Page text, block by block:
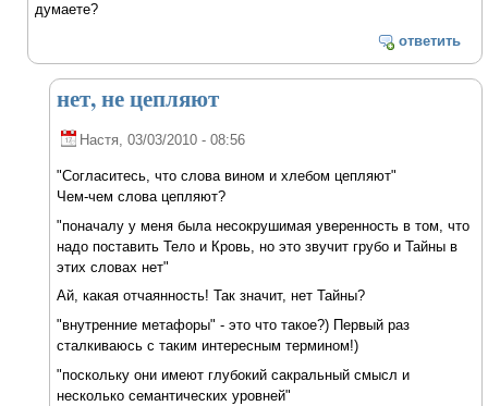
думаете?
ответить
нет, не цепляют
Настя, 03/03/2010 - 08:56
"Согласитесь, что слова вином и хлебом цепляют"
Чем-чем слова цепляют?
"поначалу у меня была несокрушимая уверенность в том, что
надо поставить Тело и Кровь, но это звучит грубо и Тайны в
этих словах нет"
Ай, какая отчаянность! Так значит, нет Тайны?
"внутренние метафоры" - это что такое?) Первый раз
сталкиваюсь с таким интересным термином!)
"поскольку они имеют глубокий сакральный смысл и
несколько семантических уровней"